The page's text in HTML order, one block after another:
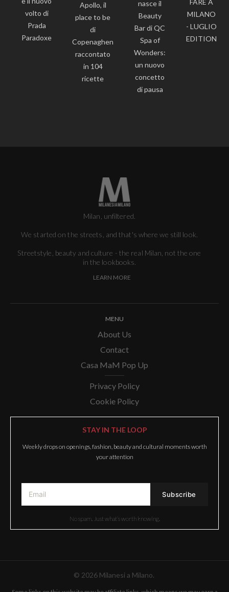
volto di
Prada
Paradoxe
Apollo, il
place to be
di
Copenaghen
raccontato
in 104
ricette
nasce il
Beauty
Bar di QC
Spa of
Wonders:
un nuovo
concetto
di pausa
MILANO
- LUGLIO
EDITION
Milan, unfiltered.
We started on the streets, and that's where we still look.
Streetstyle, beauty and culture - the real Milan, not the one
in the lookbooks.
LEARN MORE
MENU
About Us
Contact
Casa MaM Pop Up
Privacy Policy
Cookie Policy
STAY IN THE LOOP
Weekly drops on openings, fashion, beauty and cultural moments worth
your attention
No spam. Just what’s worth knowing.
© 2026 Milanesi a Milano.